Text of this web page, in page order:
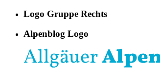
Logo Gruppe Rechts
Alpenblog Logo